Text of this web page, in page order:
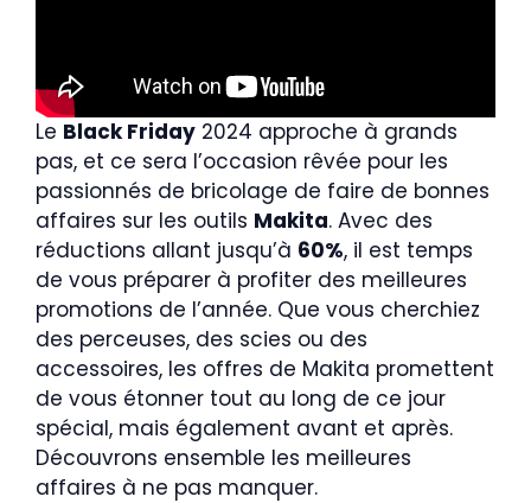
Le Black Friday 2024 approche à grands
pas, et ce sera l’occasion rêvée pour les
passionnés de bricolage de faire de bonnes
affaires sur les outils Makita. Avec des
réductions allant jusqu’à 60%, il est temps
de vous préparer à profiter des meilleures
promotions de l’année. Que vous cherchiez
des perceuses, des scies ou des
accessoires, les offres de Makita promettent
de vous étonner tout au long de ce jour
spécial, mais également avant et après.
Découvrons ensemble les meilleures
affaires à ne pas manquer.